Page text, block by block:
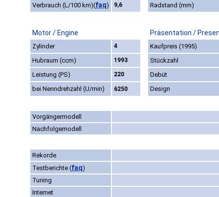
Verbrauch (L/100 km)(faq) 9,6 Radstand (mm)
Motor / Engine Präsentation /
Zylinder 4
Kaufpreis (1995)
Hubraum (ccm)
1993
Stückzahl
Leistung (PS)
220
Debüt
bei Nenndrehzahl (U/min)
6250 Design
Vorgängermodell
Nachfolgemodell
Rekorde
Testberichte (faq)
Tuning
Internet